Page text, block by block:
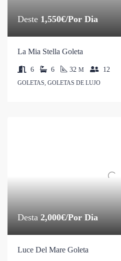
Deste 1,550€/Por Dia
La Mia Stella Goleta
6 6 32 M 12
GOLETAS, GOLETAS DE LUJO
Desta 2,000€/Por Dia
Luce Del Mare Goleta